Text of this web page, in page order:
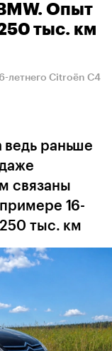
Опыт
тыс. км
летнего Citroёn C4
ведь раньше
связаны
16-
тыс. км